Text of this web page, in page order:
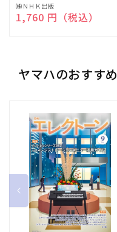
販
売
㈱ＮＨＫ出版
通常価格
1,760 円（税込）
ヤマハのおすすめ